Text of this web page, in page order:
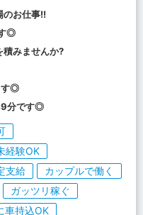
のお仕事!!
◎
積みませんか?
す◎
分です◎
経験OK
支給
カップルで働く
ガッツリ稼ぐ
車持込OK